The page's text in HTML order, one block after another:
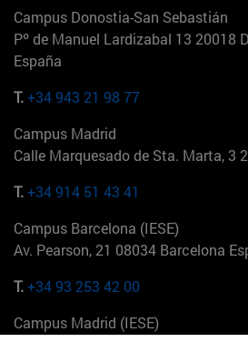
Campus Donostia-San Sebastián
Pº de Manuel Lardizabal 13 20018
España
T.+34 943 21 98 77
Campus Madrid
Calle Marquesado de Sta. Marta, 3
T.+34 914 51 43 41
Campus Barcelona (IESE)
Av. Pearson, 21 08034 Barcelona
T.+34 93 253 42 00
Campus Madrid (IESE)